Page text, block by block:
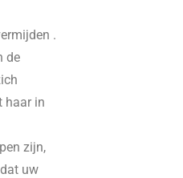
.
de
haar in
zijn,
uw